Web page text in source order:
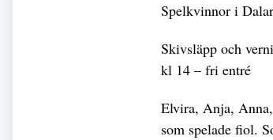
Spelkvinnor i
Skivsläpp och
kl 14 – fri entré
Elvira, Anja,
som spelade fiol.